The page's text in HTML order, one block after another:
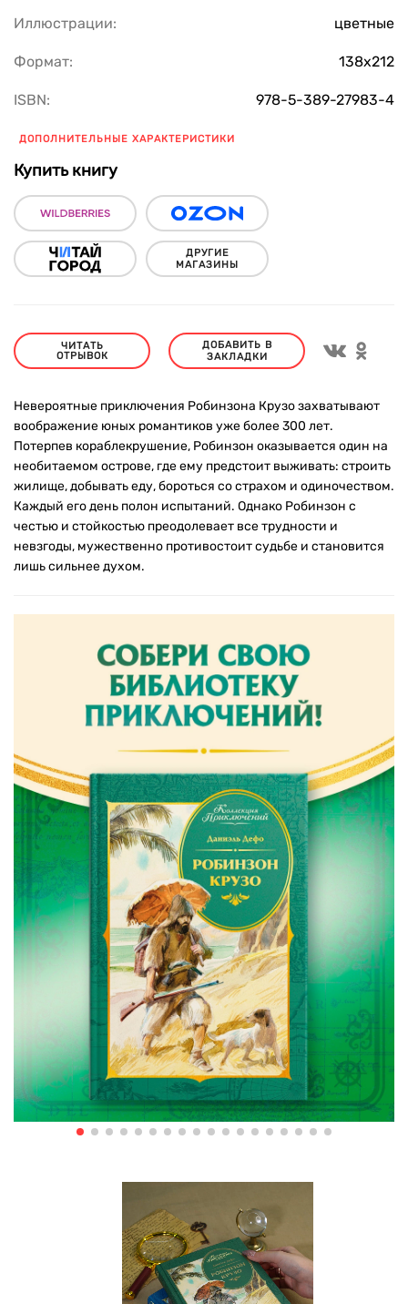
Иллюстрации: цветные
Формат: 138x212
ISBN: 978-5-389-27983-4
ДОПОЛНИТЕЛЬНЫЕ ХАРАКТЕРИСТИКИ
Купить книгу
ДРУГИЕ
МАГАЗИНЫ
ЧИТАТЬ
ОТРЫВОК
ДОБАВИТЬ В
ЗАКЛАДКИ
Невероятные приключения Робинзона Крузо захватывают
воображение юных романтиков уже более 300 лет.
Потерпев кораблекрушение, Робинзон оказывается один на
необитаемом острове, где ему предстоит выживать: строить
жилище, добывать еду, бороться со страхом и одиночеством.
Каждый его день полон испытаний. Однако Робинзон с
честью и стойкостью преодолевает все трудности и
невзгоды, мужественно противостоит судьбе и становится
лишь сильнее духом.